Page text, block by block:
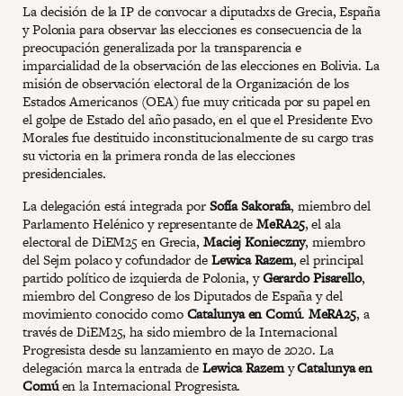
La decisión de la IP de convocar a diputadxs de Grecia, España
y Polonia para observar las elecciones es consecuencia de la
preocupación generalizada por la transparencia e
imparcialidad de la observación de las elecciones en Bolivia. La
misión de observación electoral de la Organización de los
Estados Americanos (OEA) fue muy criticada por su papel en
el golpe de Estado del año pasado, en el que el Presidente Evo
Morales fue destituido inconstitucionalmente de su cargo tras
su victoria en la primera ronda de las elecciones
presidenciales.
La delegación está integrada porSofía Sakorafa, miembro del
Parlamento Helénico y representante deMeRA25, el ala
electoral de DiEM25 en Grecia, Maciej Konieczny, miembro
del Sejm polaco y cofundador deLewica Razem, el principal
partido político de izquierda de Polonia, yGerardo Pisarello,
miembro del Congreso de los Diputados de España y del
movimiento conocido comoCatalunya en Comú. MeRA25, a
través de DiEM25, ha sido miembro de la Internacional
Progresista desde su lanzamiento en mayo de 2020. La
delegación marca la entrada deLewica RazemyCatalunya en
Comúen la Internacional Progresista.